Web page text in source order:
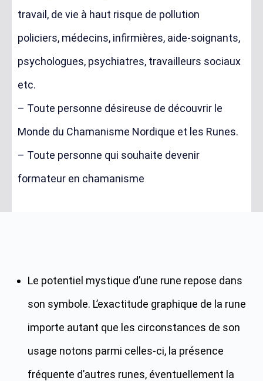
travail, de vie à haut risque de pollution
policiers, médecins, infirmières, aide-soignants,
psychologues, psychiatres, travailleurs sociaux
etc.
– Toute personne désireuse de découvrir le
Monde du Chamanisme Nordique et les Runes.
– Toute personne qui souhaite devenir
formateur en chamanisme
Le potentiel mystique d’une rune repose dans
son symbole. L’exactitude graphique de la rune
importe autant que les circonstances de son
usage notons parmi celles-ci, la présence
fréquente d’autres runes, éventuellement la